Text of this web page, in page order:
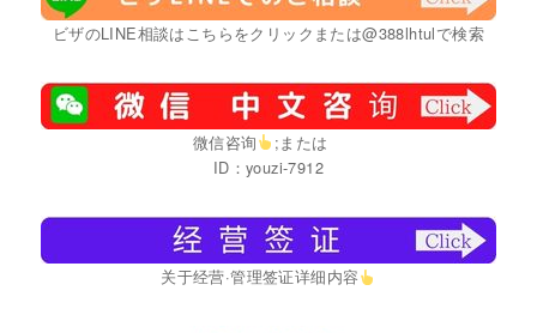
ビザのLINE相談はこちらをクリックまたは@388lhtulで検索
微信咨询
;または
ID：youzi-7912
关于经营·管理签证详细内容